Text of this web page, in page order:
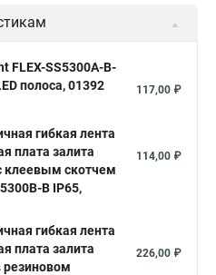
FLEX-SS5300A-B-
полоса, 01392
117,00 ₽
гибкая лента
плата залита
клеевым скотчем
B IP65,
114,00 ₽
гибкая лента
плата залита
резиновом
226,00 ₽